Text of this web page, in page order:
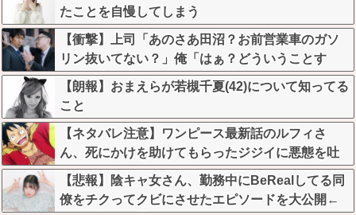
たことを自慢してしまう
【衝撃】上司「あのさあ田沼？お前営業車のガソ
リン抜いてない？」俺「はぁ？どういうことす
か？」上司「自分の車に入れ替えたりしてな
い？？」←これw w w w w w
【朗報】おまえらが若槻千夏(42)について知ってる
こと
【ネタバレ注意】ワンピース最新話のルフィさ
ん、死にかけを助けてもらったジジイに悪態を吐
いてしまう・・・
【悲報】陰キャ女さん、勤務中にBeRealしてる同
僚をチクってクビにさせたエピソードを大公開←